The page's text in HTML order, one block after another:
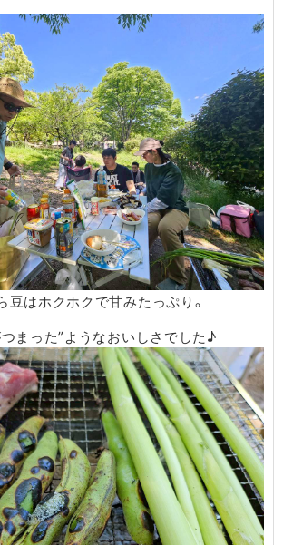
豆はホクホクで甘みたっぷり。
まった”ようなおいしさでした♪